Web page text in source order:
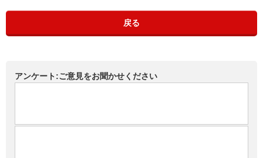
戻る
アンケート:ご意見をお聞かせください